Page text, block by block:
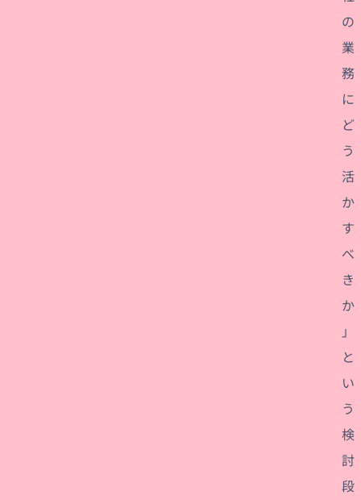
の
業
務
に
ど
う
活
か
す
べ
き
か
」
と
い
う
検
討
段